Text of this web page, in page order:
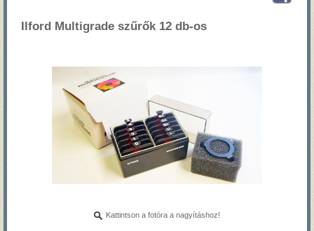
Ilford Multigrade szűrők 12 db-os
Kattintson a fotóra a nagyításhoz!